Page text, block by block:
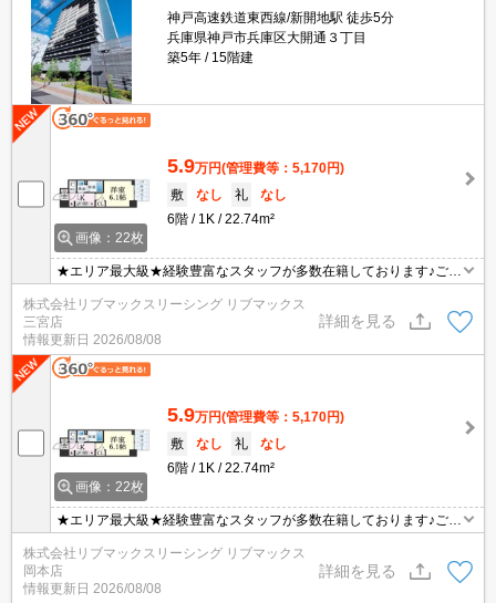
神戸高速鉄道東西線/新開地駅 徒歩5分
兵庫県神戸市兵庫区大開通３丁目
築5年
15階建
画像：22枚
5.9万円(管理費等：5,170円)
敷
なし 礼
なし
6階
1K 22.74m²
★エリア最大級★経験豊富なスタッフが多数在籍しております♪ご要
望がありましたらお申し付けください！初期費用クレジット支払可
能！オンライン内覧・オンライン契約等弊社に一度も来店せずとも
問題ありません♪弊社ではネットに掲載されている物件も全てご紹介
可能になりますので気になる物件は全て申し付けください！ペット
飼育可能★
株式会社リブマックスリーシング リブマックス
三宮店
情報更新日 2026/08/08
詳細を見る
画像：22枚
5.9万円(管理費等：5,170円)
敷
なし 礼
なし
6階
1K 22.74m²
★エリア最大級★経験豊富なスタッフが多数在籍しております♪ご要
望がありましたらお申し付けください！初期費用クレジット支払可
能！オンライン内覧・オンライン契約等弊社に一度も来店せずとも
問題ありません♪弊社ではネットに掲載されている物件も全てご紹介
可能になりますので気になる物件は全て申し付けください！ペット
株式会社リブマックスリーシング リブマックス
岡本店
情報更新日 2026/08/08
詳細を見る